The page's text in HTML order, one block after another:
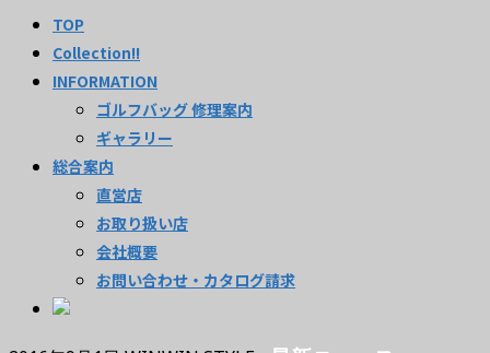
TOP
Collection!!
INFORMATION
ゴルフバッグ 修理案内
ギャラリー
総合案内
直営店
お取り扱い店
会社概要
お問い合わせ・カタログ請求